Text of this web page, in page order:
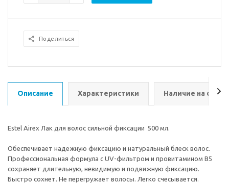
Поделиться
Описание Характеристики Наличие на
Estel Airex Лак для волос сильной фиксации 500 мл.
Обеспечивает надежную фиксацию и натуральный блеск волос.
Профессиональная формула с UV-фильтром и провитамином В5
сохраняет длительную, невидимую и подвижную фиксацию.
Быстро сохнет. Не перегружает волосы. Легко счесывается.